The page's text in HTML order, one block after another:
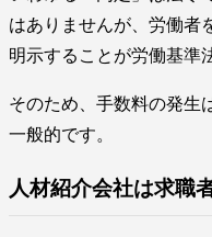
はありませんが、労働者
明示することが労働基準
そのため、手数料の発生
一般的です。
人材紹介会社は求職